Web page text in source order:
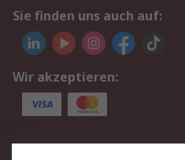
Sie finden uns auch auf:
Wir akzeptieren:
Service